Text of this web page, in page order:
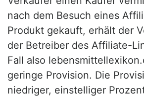
nach dem Besuch eines
Produkt gekauft, erhält der
der Betreiber des Affiliate-
Fall also
geringe Provision. Die
niedriger, einstelliger